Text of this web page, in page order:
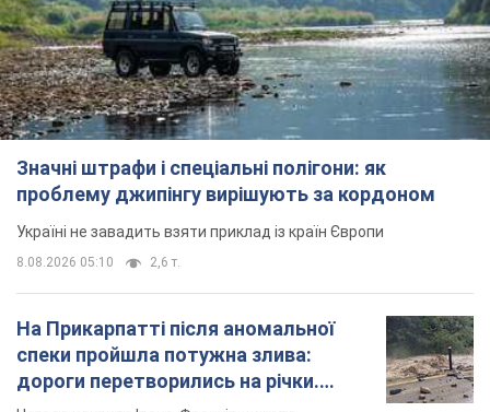
Значні штрафи і спеціальні полігони: як
проблему джипінгу вирішують за кордоном
Україні не завадить взяти приклад із країн Європи
8.08.2026 05:10 2,6 т.
На Прикарпатті після аномальної
спеки пройшла потужна злива:
дороги перетворились на річки.
Відео